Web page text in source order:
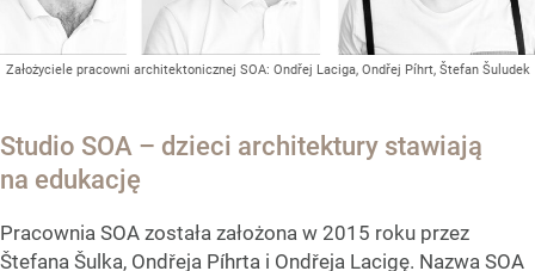
Założyciele pracowni architektonicznej SOA: Ondřej Laciga, Ondřej Píhrt, Štefan Šuludek
Studio SOA – dzieci architektury stawiają
na edukację
Pracownia SOA została założona w 2015 roku przez
Štefana Šulka, Ondřeja Píhrta i Ondřeja Lacigę. Nazwa SOA